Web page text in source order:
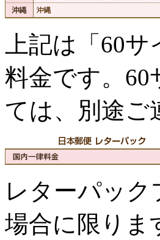
上記は「60
料金です。
ては、別途ご
レターパッ
場合に限りま